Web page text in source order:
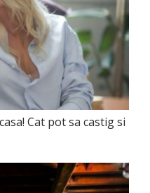
Cat pot sa castig si